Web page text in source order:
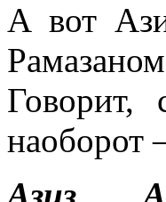
А вот
Говорит,
наоборот